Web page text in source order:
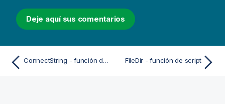
Deje aquí sus comentarios
ConnectString - función de script FileDir - función de script